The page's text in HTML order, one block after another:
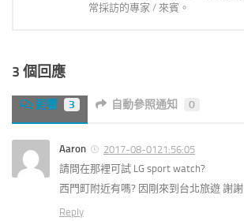
常採訪的專家 / 來賓。
3 個回應
迴響 3 自動參照通知 0
Aaron
2017-08-0121:56:05
請問在那裡可試 LG sport watch?
西門町附近有嗎? 因剛來到台北旅遊 謝謝
Reply